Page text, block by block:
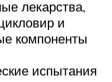
лекарства,
и
компоненты
испытания